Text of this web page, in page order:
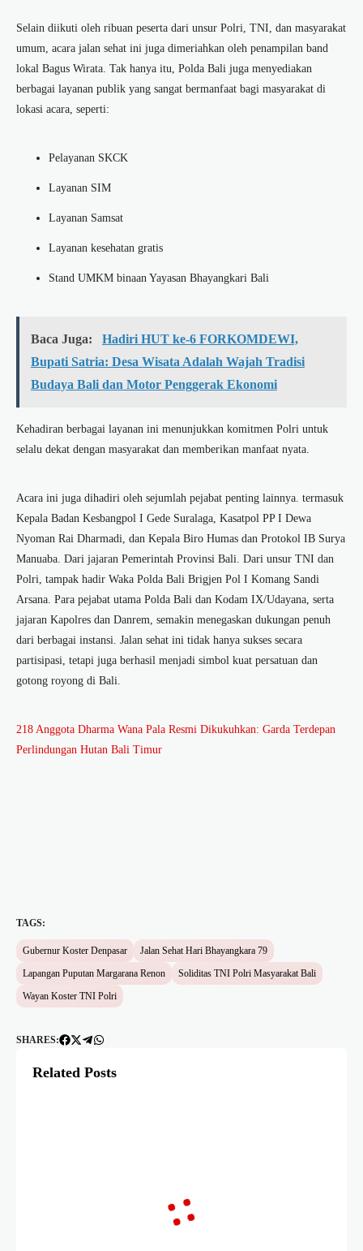
Selain diikuti oleh ribuan peserta dari unsur Polri, TNI, dan masyarakat
umum, acara jalan sehat ini juga dimeriahkan oleh penampilan band
lokal Bagus Wirata. Tak hanya itu, Polda Bali juga menyediakan
berbagai layanan publik yang sangat bermanfaat bagi masyarakat di
lokasi acara, seperti:
Pelayanan SKCK
Layanan SIM
Layanan Samsat
Layanan kesehatan gratis
Stand UMKM binaan Yayasan Bhayangkari Bali
Baca Juga:
Hadiri HUT ke-6 FORKOMDEWI,
Bupati Satria: Desa Wisata Adalah Wajah Tradisi
Budaya Bali dan Motor Penggerak Ekonomi
Kehadiran berbagai layanan ini menunjukkan komitmen Polri untuk
selalu dekat dengan masyarakat dan memberikan manfaat nyata.
Acara ini juga dihadiri oleh sejumlah pejabat penting lainnya. termasuk
Kepala Badan Kesbangpol I Gede Suralaga, Kasatpol PP I Dewa
Nyoman Rai Dharmadi, dan Kepala Biro Humas dan Protokol IB Surya
Manuaba. Dari jajaran Pemerintah Provinsi Bali. Dari unsur TNI dan
Polri, tampak hadir Waka Polda Bali Brigjen Pol I Komang Sandi
Arsana. Para pejabat utama Polda Bali dan Kodam IX/Udayana, serta
jajaran Kapolres dan Danrem, semakin menegaskan dukungan penuh
dari berbagai instansi. Jalan sehat ini tidak hanya sukses secara
partisipasi, tetapi juga berhasil menjadi simbol kuat persatuan dan
gotong royong di Bali.
218 Anggota Dharma Wana Pala Resmi Dikukuhkan: Garda Terdepan
Perlindungan Hutan Bali Timur
TAGS:
Gubernur Koster Denpasar
Jalan Sehat Hari Bhayangkara 79
Lapangan Puputan Margarana Renon
Soliditas TNI Polri Masyarakat Bali
Wayan Koster TNI Polri
SHARES:
Related Posts